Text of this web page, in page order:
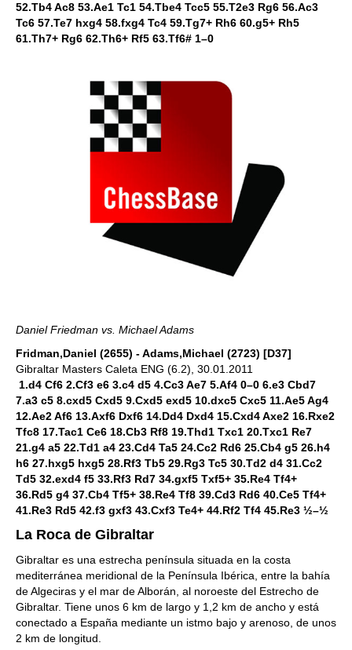
52.Tb4 Ac8 53.Ae1 Tc1 54.Tbe4 Tcc5 55.T2e3 Rg6 56.Ac3
Tc6 57.Te7 hxg4 58.fxg4 Tc4 59.Tg7+ Rh6 60.g5+ Rh5
61.Th7+ Rg6 62.Th6+ Rf5 63.Tf6# 1–0
Daniel Friedman vs. Michael Adams
Fridman,Daniel (2655) - Adams,Michael (2723) [D37]
Gibraltar Masters Caleta ENG (6.2), 30.01.2011
1.d4 Cf6 2.Cf3 e6 3.c4 d5 4.Cc3 Ae7 5.Af4 0–0 6.e3 Cbd7
7.a3 c5 8.cxd5 Cxd5 9.Cxd5 exd5 10.dxc5 Cxc5 11.Ae5 Ag4
12.Ae2 Af6 13.Axf6 Dxf6 14.Dd4 Dxd4 15.Cxd4 Axe2 16.Rxe2
Tfc8 17.Tac1 Ce6 18.Cb3 Rf8 19.Thd1 Txc1 20.Txc1 Re7
21.g4 a5 22.Td1 a4 23.Cd4 Ta5 24.Cc2 Rd6 25.Cb4 g5 26.h4
h6 27.hxg5 hxg5 28.Rf3 Tb5 29.Rg3 Tc5 30.Td2 d4 31.Cc2
Td5 32.exd4 f5 33.Rf3 Rd7 34.gxf5 Txf5+ 35.Re4 Tf4+
36.Rd5 g4 37.Cb4 Tf5+ 38.Re4 Tf8 39.Cd3 Rd6 40.Ce5 Tf4+
41.Re3 Rd5 42.f3 gxf3 43.Cxf3 Te4+ 44.Rf2 Tf4 45.Re3 ½–½
La Roca de Gibraltar
Gibraltar es una estrecha península situada en la costa
mediterránea meridional de la Península Ibérica, entre la bahía
de Algeciras y el mar de Alborán, al noroeste del Estrecho de
Gibraltar. Tiene unos 6 km de largo y 1,2 km de ancho y está
conectado a España mediante un istmo bajo y arenoso, de unos
2 km de longitud.